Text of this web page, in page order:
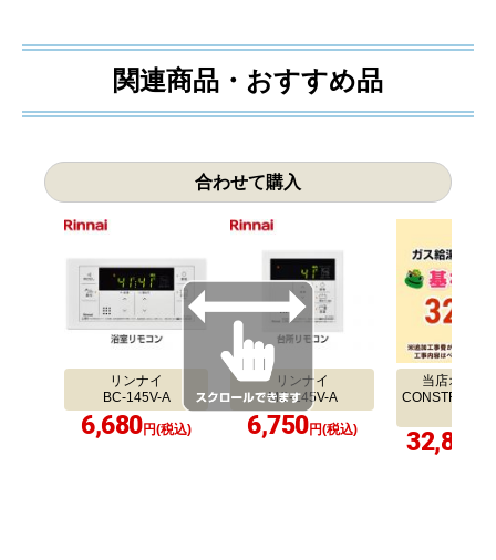
関連商品・おすすめ品
合わせて購入
リンナイ
BC-145V-A
6,680円(税込)
リンナイ
MC-145V-A
6,750円(税込)
当店オリジ
32,800